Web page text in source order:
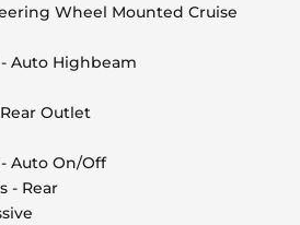
Wheel Mounted Cruise
Auto Highbeam
Outlet
Auto On/Off
- Rear